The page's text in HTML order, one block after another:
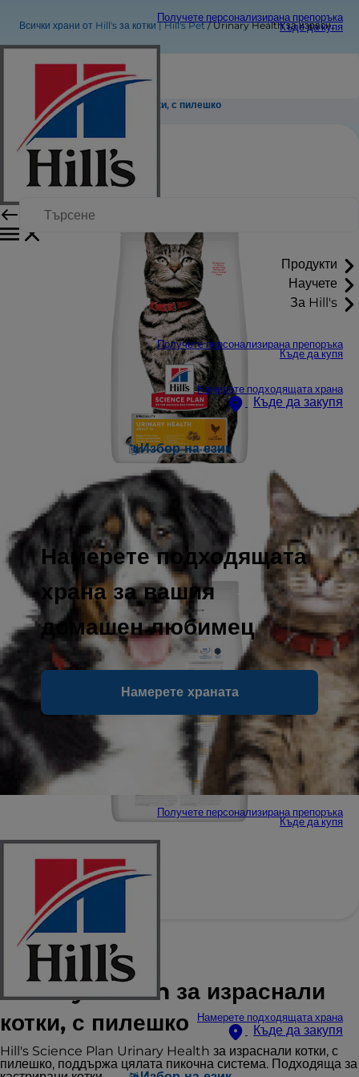
Получете персонализирана препоръка
Къде да купя
Продукти
Научете
За Hill's
Получете персонализирана препоръка
Къде да купя
Намерете подходящата храна
Къде да закупя
Избор на език
Намерете подходящата
храна за вашия
домашен любимец
Намерете храната
Получете персонализирана препоръка
Къде да купя
Намерете подходящата храна
Къде да закупя
Всички храни от Hill's за котки | Hill's Pet Urinary Health за израснали котки, с пилешко
Urinary Health за израснали котки, с пилешко
Hill's Science Plan
Urinary Health за израснали
котки, с пилешко
Hill's Science Plan Urinary Health за израснали котки, с
пилешко, поддържа цялата пикочна система. Подходяща за